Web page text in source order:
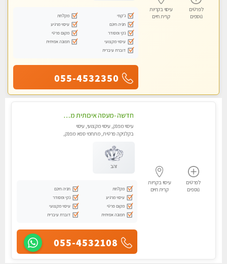
לפרטים
נוספים
עיסוי בקריות
קרית חיים
ג'קוזי
מקלחת
חניה חינם
עיסוי מרגיע
נקי ומסודר
מקום פרטי
עיסוי מקצועי
תמונה אמיתית
דוברת עיברית
055-4532350
לפרטים
נוספים
עיסוי בקריות
קרית חיים
חדשה -מעסה איכותית מפנקת ומקצועית עיסוי חלומי ..... בקרית אתא
עיסוי מפנק, עיסוי מקצועי, עיסוי
בקלניקה פרטית, מתחמי ספא מפנק,
זהב
מקלחת
חניה חינם
עיסוי מרגיע
נקי ומסודר
מקום פרטי
עיסוי מקצועי
תמונה אמיתית
דוברת עיברית
055-4532108